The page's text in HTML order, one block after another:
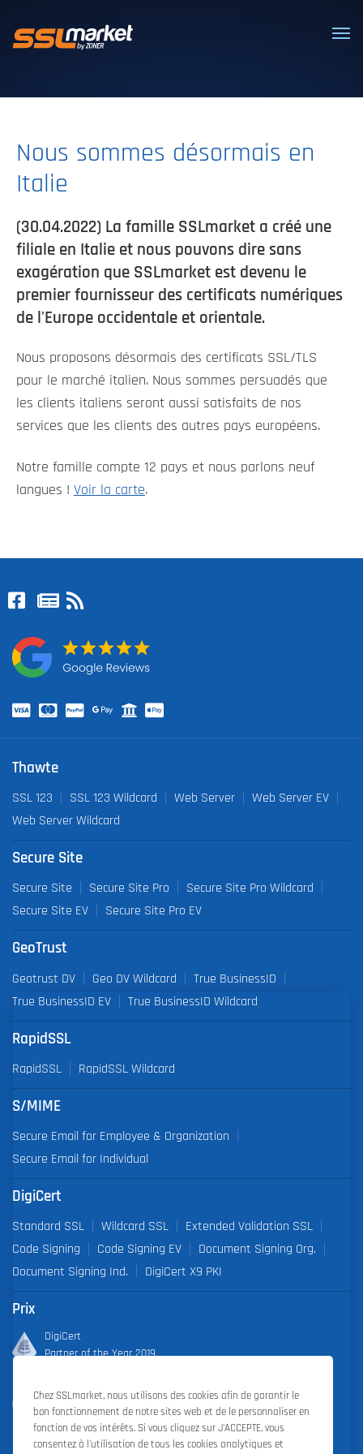
Certificats SSL/TLS de confiance
Nous sommes désormais en
Italie
(30.04.2022) La famille SSLmarket a créé une
filiale en Italie et nous pouvons dire sans
exagération que SSLmarket est devenu le
premier fournisseur des certificats numériques
de l'Europe occidentale et orientale.
Nous proposons désormais des certificats SSL/TLS
pour le marché italien. Nous sommes persuadés que
les clients italiens seront aussi satisfaits de nos
services que les clients des autres pays européens.
Notre famille compte 12 pays et nous parlons neuf
langues ! Voir la carte.
Thawte
SSL 123 SSL 123 Wildcard Web Server
Web Server EV
Web Server Wildcard
Secure Site
Secure Site Secure Site Pro
Secure Site Pro Wildcard
Secure Site EV
Secure Site Pro EV
GeoTrust
Geotrust DV Geo DV Wildcard
True BusinessID
True BusinessID EV
True BusinessID Wildcard
RapidSSL
RapidSSL RapidSSL Wildcard
S/MIME
Secure Email for Employee & Organization
Secure Email for Individual
DigiCert
Standard SSL Wildcard SSL
Extended Validation SSL
Code Signing
Code Signing EV
Document Signing Org.
Document Signing Ind.
DigiCert X9 PKI
Prix
DigiCert
Partner of the Year 2019
Outstanding Sales Performance Award 2018, 2019, 2020, 2021,
2022
Chez SSLmarket, nous utilisons des cookies afin de garantir le
bon fonctionnement de notre sites web et de le personnaliser en
fonction de vos intérêts. Si vous cliquez sur J'ACCEPTE, vous
consentez à l'utilisation de tous les cookies analytiques et